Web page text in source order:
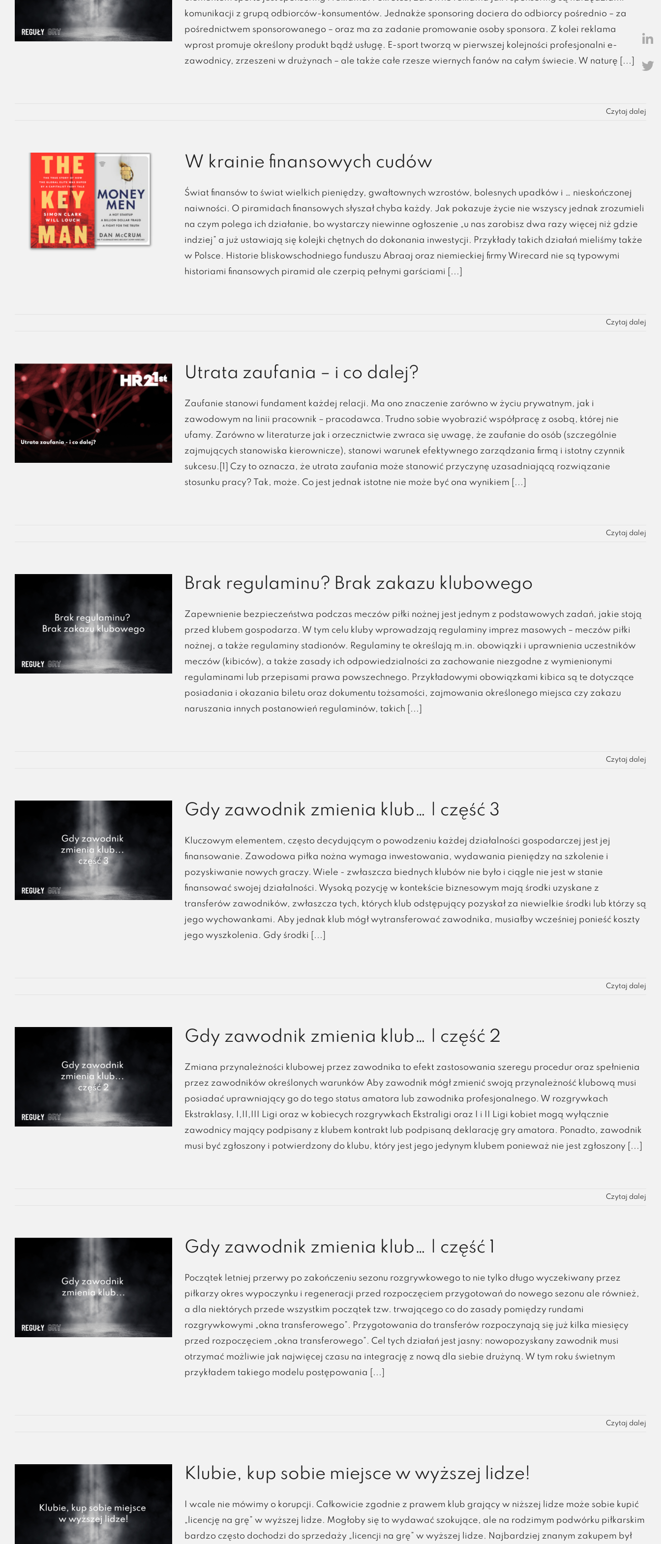
komunikacji z grupą odbiorców-konsumentów. Jednakże sponsoring dociera do odbiorcy pośrednio – za
pośrednictwem sponsorowanego – oraz ma za zadanie promowanie osoby sponsora. Z kolei reklama
wprost promuje określony produkt bądź usługę. E-sport tworzą w pierwszej kolejności profesjonalni e-
zawodnicy, zrzeszeni w drużynach – ale także całe rzesze wiernych fanów na całym świecie. W naturę [...]
Czytaj dalej
W krainie finansowych cudów
Świat finansów to świat wielkich pieniędzy, gwałtownych wzrostów, bolesnych upadków i … nieskończonej
naiwności. O piramidach finansowych słyszał chyba każdy. Jak pokazuje życie nie wszyscy jednak zrozumieli
na czym polega ich działanie, bo wystarczy niewinne ogłoszenie „u nas zarobisz dwa razy więcej niż gdzie
indziej” a już ustawiają się kolejki chętnych do dokonania inwestycji. Przykłady takich działań mieliśmy także
w Polsce. Historie bliskowschodniego funduszu Abraaj oraz niemieckiej firmy Wirecard nie są typowymi
historiami finansowych piramid ale czerpią pełnymi garściami [...]
Czytaj dalej
Utrata zaufania – i co dalej?
Zaufanie stanowi fundament każdej relacji. Ma ono znaczenie zarówno w życiu prywatnym, jak i
zawodowym na linii pracownik – pracodawca. Trudno sobie wyobrazić współpracę z osobą, której nie
ufamy. Zarówno w literaturze jak i orzecznictwie zwraca się uwagę, że zaufanie do osób (szczególnie
zajmujących stanowiska kierownicze), stanowi warunek efektywnego zarządzania firmą i istotny czynnik
sukcesu.[1] Czy to oznacza, że utrata zaufania może stanowić przyczynę uzasadniającą rozwiązanie
stosunku pracy? Tak, może. Co jest jednak istotne nie może być ona wynikiem [...]
Czytaj dalej
Brak regulaminu? Brak zakazu klubowego
Zapewnienie bezpieczeństwa podczas meczów piłki nożnej jest jednym z podstawowych zadań, jakie stoją
przed klubem gospodarza. W tym celu kluby wprowadzają regulaminy imprez masowych – meczów piłki
nożnej, a także regulaminy stadionów. Regulaminy te określają m.in. obowiązki i uprawnienia uczestników
meczów (kibiców), a także zasady ich odpowiedzialności za zachowanie niezgodne z wymienionymi
regulaminami lub przepisami prawa powszechnego. Przykładowymi obowiązkami kibica są te dotyczące
posiadania i okazania biletu oraz dokumentu tożsamości, zajmowania określonego miejsca czy zakazu
naruszania innych postanowień regulaminów, takich [...]
Czytaj dalej
Gdy zawodnik zmienia klub… | część 3
Kluczowym elementem, często decydującym o powodzeniu każdej działalności gospodarczej jest jej
finansowanie. Zawodowa piłka nożna wymaga inwestowania, wydawania pieniędzy na szkolenie i
pozyskiwanie nowych graczy. Wiele - zwłaszcza biednych klubów nie było i ciągle nie jest w stanie
finansować swojej działalności. Wysoką pozycję w kontekście biznesowym mają środki uzyskane z
transferów zawodników, zwłaszcza tych, których klub odstępujący pozyskał za niewielkie środki lub którzy są
jego wychowankami. Aby jednak klub mógł wytransferować zawodnika, musiałby wcześniej ponieść koszty
jego wyszkolenia. Gdy środki [...]
Czytaj dalej
Gdy zawodnik zmienia klub… | część 2
Zmiana przynależności klubowej przez zawodnika to efekt zastosowania szeregu procedur oraz spełnienia
przez zawodników określonych warunków Aby zawodnik mógł zmienić swoją przynależność klubową musi
posiadać uprawniający go do tego status amatora lub zawodnika profesjonalnego. W rozgrywkach
Ekstraklasy, I,II,III Ligi oraz w kobiecych rozgrywkach Ekstraligi oraz I i II Ligi kobiet mogą wyłącznie
zawodnicy mający podpisany z klubem kontrakt lub podpisaną deklarację gry amatora. Ponadto, zawodnik
musi być zgłoszony i potwierdzony do klubu, który jest jego jedynym klubem ponieważ nie jest zgłoszony [...]
Czytaj dalej
Gdy zawodnik zmienia klub… | część 1
Początek letniej przerwy po zakończeniu sezonu rozgrywkowego to nie tylko długo wyczekiwany przez
piłkarzy okres wypoczynku i regeneracji przed rozpoczęciem przygotowań do nowego sezonu ale również,
a dla niektórych przede wszystkim początek tzw. trwającego co do zasady pomiędzy rundami
rozgrywkowymi „okna transferowego”. Przygotowania do transferów rozpoczynają się już kilka miesięcy
przed rozpoczęciem „okna transferowego”. Cel tych działań jest jasny: nowopozyskany zawodnik musi
otrzymać możliwie jak najwięcej czasu na integrację z nową dla siebie drużyną. W tym roku świetnym
przykładem takiego modelu postępowania [...]
Czytaj dalej
Klubie, kup sobie miejsce w wyższej lidze!
I wcale nie mówimy o korupcji. Całkowicie zgodnie z prawem klub grający w niższej lidze może sobie kupić
„licencję na grę” w wyższej lidze. Mogłoby się to wydawać szokujące, ale na rodzimym podwórku piłkarskim
bardzo często dochodzi do sprzedaży „licencji na grę” w wyższej lidze. Najbardziej znanym zakupem był